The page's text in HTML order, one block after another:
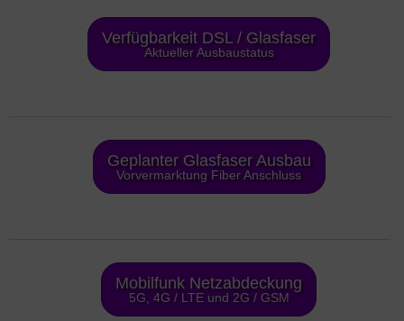
Verfügbarkeit DSL / Glasfaser
Aktueller Ausbaustatus
Geplanter Glasfaser Ausbau
Vorvermarktung Fiber Anschluss
Mobilfunk Netzabdeckung
5G, 4G / LTE und 2G / GSM